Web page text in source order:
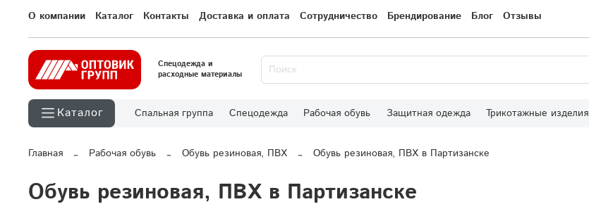
О компании Каталог Контакты Доставка и оплата Сотрудничество Брендирование Блог Отзывы
Спецодежда и
расходные материалы
Каталог Спальная группа Спецодежда Рабочая обувь Защитная одежда Трикотажные изделия
Главная Рабочая обувь Обувь резиновая, ПВХ Обувь резиновая, ПВХ в Партизанске
Обувь резиновая, ПВХ в Партизанске